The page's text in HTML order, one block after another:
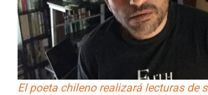
El poeta chileno realizará lecturas de